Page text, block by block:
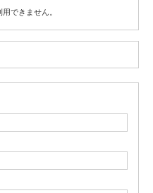
できません。